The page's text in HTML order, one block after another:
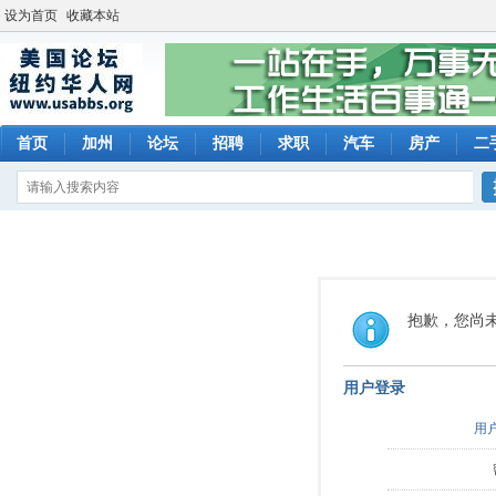
设为首页 收藏本站
首页 加州 论坛 招聘 求职 汽车 房产 二
抱歉，您尚
用户登录
用